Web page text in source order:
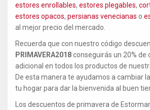
estores enrollables, estores plegables,
estores opacos, persianas venecianas o
al mejor precio del mercado.
Recuerda que con nuestro código
PRIMAVERA2018conseguirás un 20% de
adicional en todos los productos de
De esta manera te ayudamos a cambiar
tu hogar para dar la bienvenida al buen
Los descuentos de primavera de